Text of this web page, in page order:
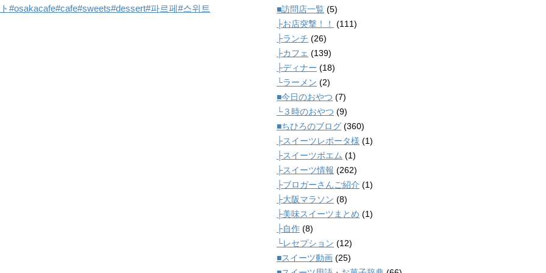
#osakacafe#cafe#sweets#dessert#파르페#스위트
■訪問店一覧 (5)
├お店突撃！！
(111)
├ランチ (26)
├カフェ (139)
├ディナー (18)
└ラーメン (2)
■今日のおやつ (7)
└３時のおやつ (9)
■ちひろのブログ (360)
├スイーツレポータ様 (1)
├スイーツポエム (1)
├スイーツ情報 (262)
├ブロガーさんご紹介 (1)
├大阪マラソン (8)
├美味スイーツまとめ (1)
├自作 (8)
└レセプション (12)
■スイーツ動画 (25)